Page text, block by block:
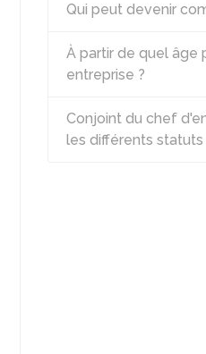
Qui peut devenir
À partir de quel âge
entreprise ?
Conjoint du chef
les différents statuts